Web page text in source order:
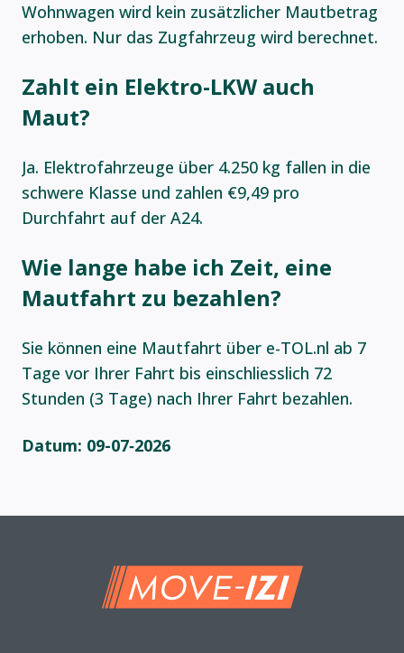
Wohnwagen wird kein zusätzlicher Mautbetrag
erhoben. Nur das Zugfahrzeug wird berechnet.
Zahlt ein Elektro-LKW auch
Maut?
Ja. Elektrofahrzeuge über 4.250 kg fallen in die
schwere Klasse und zahlen €9,49 pro
Durchfahrt auf der A24.
Wie lange habe ich Zeit, eine
Mautfahrt zu bezahlen?
Sie können eine Mautfahrt über e-TOL.nl ab 7
Tage vor Ihrer Fahrt bis einschliesslich 72
Stunden (3 Tage) nach Ihrer Fahrt bezahlen.
Datum: 09-07‑2026